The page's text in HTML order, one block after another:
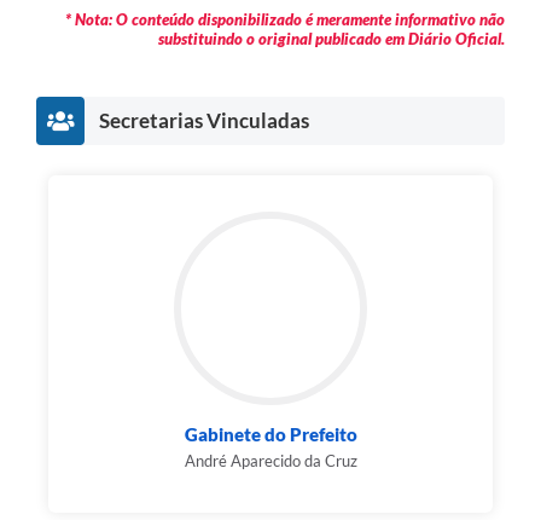
* Nota: O conteúdo disponibilizado é meramente informativo não
substituindo o original publicado em Diário Oficial.
Secretarias Vinculadas
Gabinete do Prefeito
André Aparecido da Cruz